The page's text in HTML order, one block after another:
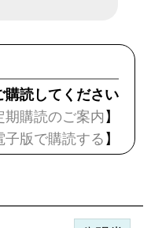
購読してください
期購読のご案内 】
子版で購読する 】